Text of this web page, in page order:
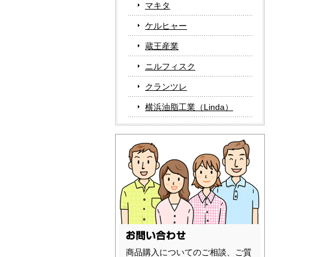
マキタ
ケルヒャー
蔵王産業
ニルフィスク
クランツレ
横浜油脂工業（Linda）
商品購入についてのご相談、ご質